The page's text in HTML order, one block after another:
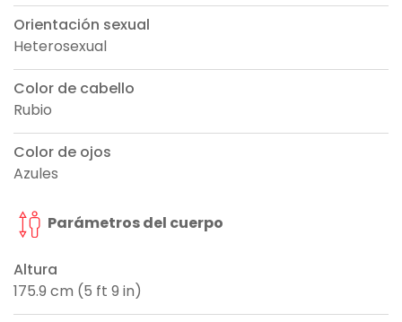
Orientación sexual
Heterosexual
Color de cabello
Rubio
Color de ojos
Azules
Parámetros del cuerpo
Altura
175.9 cm (5 ft 9 in)